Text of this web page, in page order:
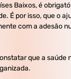
Baixos, é
É por isso, que o
com a adesão
que a saúde